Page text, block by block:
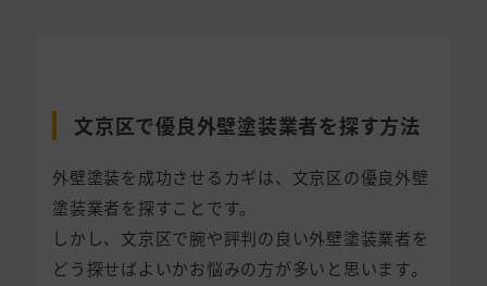
文京区で優良外壁塗装業者を探す方法
外壁塗装を成功させるカギは、文京区の優良外壁
塗装業者を探すことです。
しかし、文京区で腕や評判の良い外壁塗装業者を
どう探せばよいかお悩みの方が多いと思います。